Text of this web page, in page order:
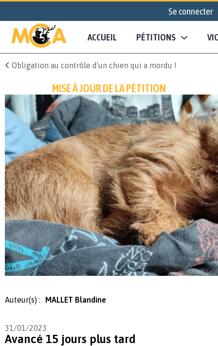
Se connecter
ACCUEIL PÉTITIONS
Obligation au contrôle d'un chien qui a mordu !
MISE À JOUR DE LA PÉTITION
Auteur(s) : MALLET Blandine
31/01/2023
Avancé 15 jours plus tard